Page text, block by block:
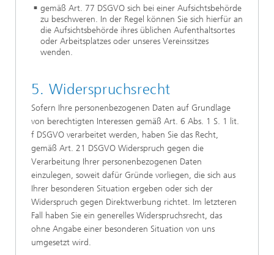
gemäß Art. 77 DSGVO sich bei einer Aufsichtsbehörde
zu beschweren. In der Regel können Sie sich hierfür an
die Aufsichtsbehörde ihres üblichen Aufenthaltsortes
oder Arbeitsplatzes oder unseres Vereinssitzes
wenden.
5. Widerspruchsrecht
Sofern Ihre personenbezogenen Daten auf Grundlage
von berechtigten Interessen gemäß Art. 6 Abs. 1 S. 1 lit.
f DSGVO verarbeitet werden, haben Sie das Recht,
gemäß Art. 21 DSGVO Widerspruch gegen die
Verarbeitung Ihrer personenbezogenen Daten
einzulegen, soweit dafür Gründe vorliegen, die sich aus
Ihrer besonderen Situation ergeben oder sich der
Widerspruch gegen Direktwerbung richtet. Im letzteren
Fall haben Sie ein generelles Widerspruchsrecht, das
ohne Angabe einer besonderen Situation von uns
umgesetzt wird.